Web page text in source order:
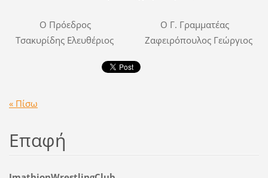
Ο Πρόεδρος Ο Γ. Γραμματέας
Τσακυρίδης Ελευθέριος Ζαφειρόπουλος Γεώργιος
« Πίσω
Επαφή